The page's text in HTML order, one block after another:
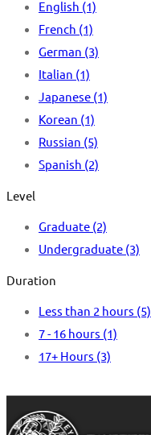
English (1)
French (1)
German (3)
Italian (1)
Japanese (1)
Korean (1)
Russian (5)
Spanish (2)
Level
Graduate (2)
Undergraduate (3)
Duration
Less than 2 hours (5)
7 - 16 hours (1)
17+ Hours (3)